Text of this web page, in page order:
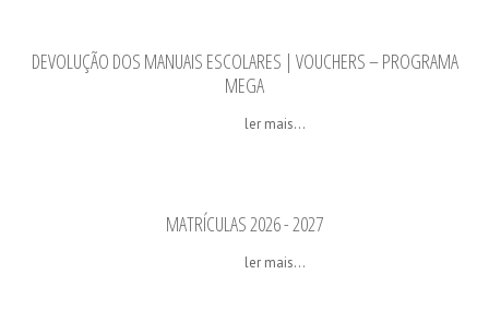
DEVOLUÇÃO DOS MANUAIS ESCOLARES | VOUCHERS – PROGRAMA
MEGA
ler mais...
MATRÍCULAS 2026 - 2027
ler mais...